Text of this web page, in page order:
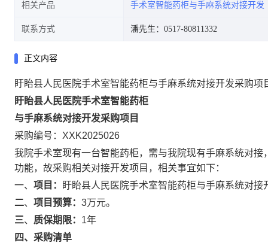
相关产品 手术室智能药柜与手麻系统对接开发
联系方式 潘先生：0517-80811332
正文内容
盱眙县人民医院手术室智能药柜与手麻系统对接开发采购项
盱眙县人民医院手术室智能药柜
与手麻系统对接开发采购项目
采购编号：XXK2025026
我院手术室现有一台智能药柜，需与我院现有手麻系统对
功能，故采购相关对接开发项目，相关事宜如下：
一、 项目：
盱眙县人民医院手术室智能药柜与手麻系统对接
二、 项目预算： 3万元。
三、 质保期限： 1年
四、采购清单